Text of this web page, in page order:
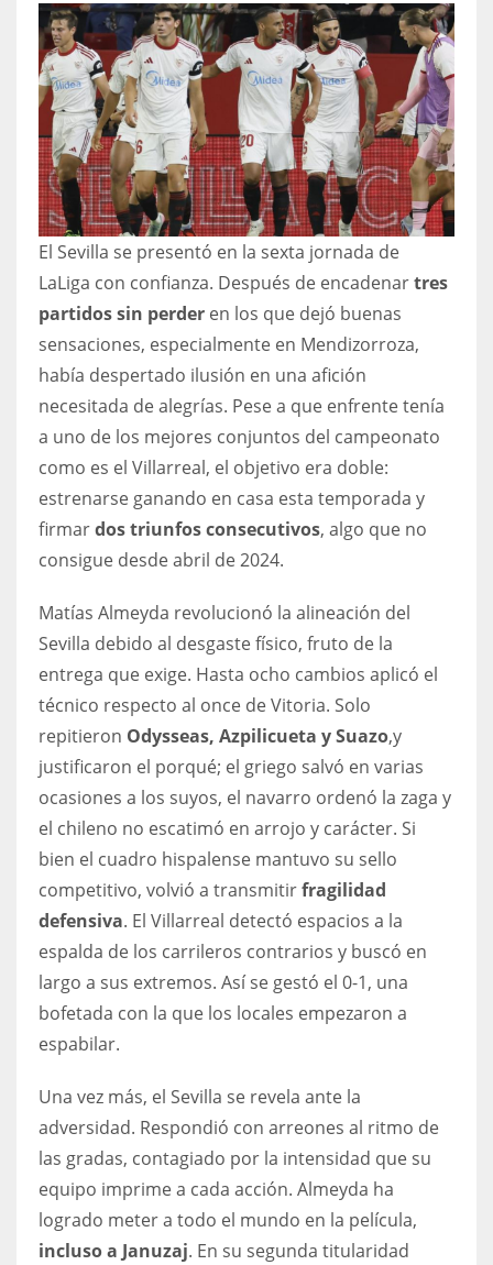
NYJ
3
ATL
24
IND
34
MIN
6
NE
16
OAK
19
DAL
WSH
26
El Sevilla se presentó en la sexta jornada de
LaLiga con confianza. Después de encadenartres
partidos sin perder en los que dejó buenas
sensaciones, especialmente en Mendizorroza,
había despertado ilusión en una afición
necesitada de alegrías. Pese a que enfrente tenía
a uno de los mejores conjuntos del campeonato
como es el Villarreal, el objetivo era doble:
estrenarse ganando en casa esta temporada y
firmardos triunfos consecutivos, algo que no
consigue desde abril de 2024.
Matías Almeyda revolucionó la alineación del
Sevilla debido al desgaste físico, fruto de la
entrega que exige. Hasta ocho cambios aplicó el
técnico respecto al once de Vitoria. Solo
repitieron Odysseas, Azpilicueta y Suazo,y
justificaron el porqué; el griego salvó en varias
ocasiones a los suyos, el navarro ordenó la zaga y
el chileno no escatimó en arrojo y carácter. Si
bien el cuadro hispalense mantuvo su sello
competitivo, volvió a transmitirfragilidad
defensiva. El Villarreal detectó espacios a la
espalda de los carrileros contrarios y buscó en
largo a sus extremos. Así se gestó el 0-1, una
bofetada con la que los locales empezaron a
espabilar.
Una vez más, el Sevilla se revela ante la
adversidad. Respondió con arreones al ritmo de
las gradas, contagiado por la intensidad que su
equipo imprime a cada acción. Almeyda ha
logrado meter a todo el mundo en la película,
incluso a Januzaj. En su segunda titularidad